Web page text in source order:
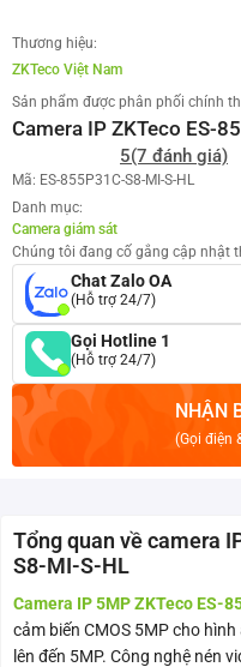
Thương hiệu:
ZKTeco Việt Nam
Sản phẩm được phân phối chính
Camera IP ZKTeco ES-
5(7 đánh giá)
Mã: ES-855P31C-S8-MI-S-HL
Danh mục:
Camera giám sát
Chúng tôi đang cố gắng cập nhật
Chat Zalo OA
(Hỗ trợ 24/7)
Gọi Hotline 1
(Hỗ trợ 24/7)
NHẬN
(Gọi điện
Tổng quan về camera
S8-MI-S-HL
Camera IP 5MP ZKTeco ES-
cảm biến CMOS 5MP cho
lên đến 5MP. Công nghệ nén